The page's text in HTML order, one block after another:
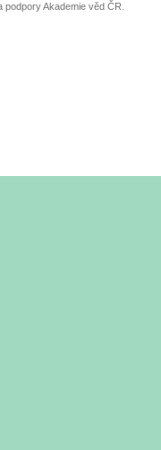
Akademie věd ČR.